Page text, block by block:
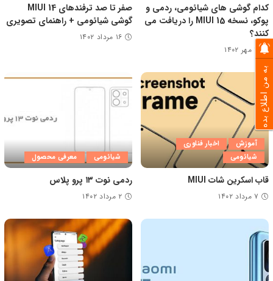
کدام گوشی های شیائومی، ردمی و
پوکو، نسخه MIUI 15 را دریافت می
کنند؟
صفر تا صد ترفندهای MIUI 14
گوشی شیائومی + راهنمای تصویری
۱۶ مرداد ۱۴۰۲
آموزش
اخبار فناوری
شیائومی
قاب اسکرین شات MIUI
۷ مرداد ۱۴۰۲
شیائومی معرفی محصول
ردمی نوت ۱۳ پرو پلاس
۲ مرداد ۱۴۰۲
به من اطلاع بده